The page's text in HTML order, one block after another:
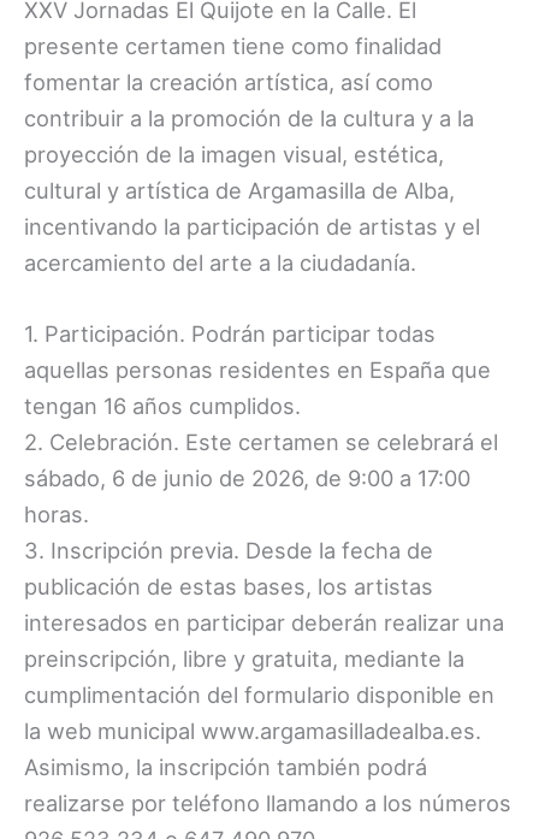
XXV Jornadas El Quijote en la Calle. El
presente certamen tiene como finalidad
fomentar la creación artística, así como
contribuir a la promoción de la cultura y a la
proyección de la imagen visual, estética,
cultural y artística de Argamasilla de Alba,
incentivando la participación de artistas y el
acercamiento del arte a la ciudadanía.
1. Participación. Podrán participar todas
aquellas personas residentes en España que
tengan 16 años cumplidos.
2. Celebración. Este certamen se celebrará el
sábado, 6 de junio de 2026, de 9:00 a 17:00
horas.
3. Inscripción previa. Desde la fecha de
publicación de estas bases, los artistas
interesados en participar deberán realizar una
preinscripción, libre y gratuita, mediante la
cumplimentación del formulario disponible en
la web municipal www.argamasilladealba.es.
Asimismo, la inscripción también podrá
realizarse por teléfono llamando a los números